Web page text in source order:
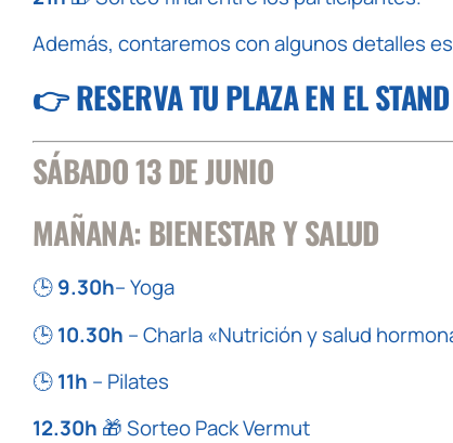
Además, contaremos con algunos detalles
👉 RESERVA TU PLAZA EN EL
SÁBADO 13 DE JUNIO
MAÑANA: BIENESTAR Y SALUD
🕒9.30h– Yoga
🕒10.30h – Charla «Nutrición y salud
🕒11h – Pilates
12.30h 🎁 Sorteo Pack Vermut